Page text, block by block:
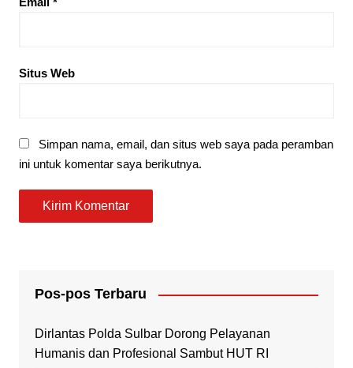
Situs Web
Simpan nama, email, dan situs web saya pada peramban
ini untuk komentar saya berikutnya.
Pos-pos Terbaru
Dirlantas Polda Sulbar Dorong Pelayanan
Humanis dan Profesional Sambut HUT RI